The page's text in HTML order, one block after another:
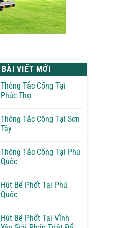
BÀI VIẾT MỚI
Thông Tắc Cống Tại
Phúc Thọ
bình
luận
ở
Cống
Tại
Phúc
Thông Tắc Cống Tại Sơn
Tây
bình
luận
ở
Cống
Tại
Sơn
Thông Tắc Cống Tại Phú
Quốc
bình
luận
ở
Cống
Tại
Hút Bể Phốt Tại Phú
Quốc
bình
luận
Hút Bể Phốt Tại Vĩnh